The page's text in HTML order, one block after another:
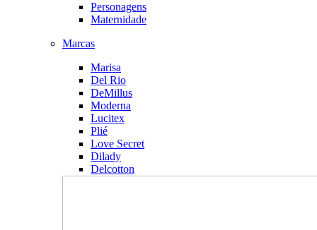
Personagens
Maternidade
Marcas
Marisa
Del Rio
DeMillus
Moderna
Lucitex
Plié
Love Secret
Dilady
Delcotton